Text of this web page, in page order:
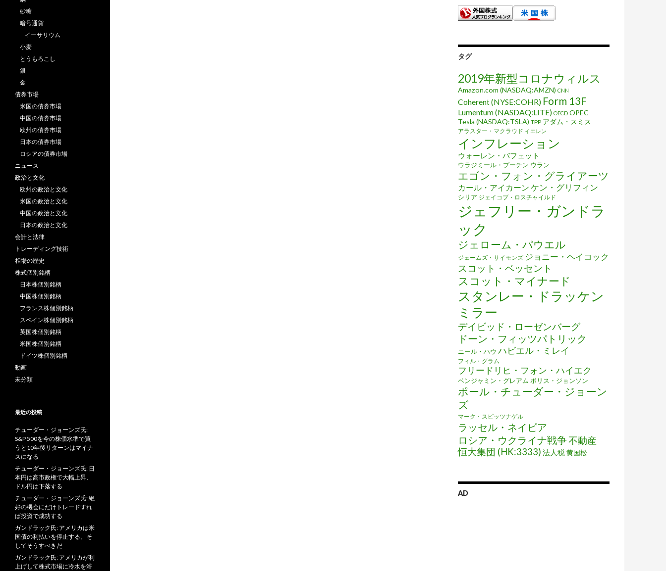
タグ
2019年新型コロナウィルス
Amazon.com (NASDAQ:AMZN) CNN
Coherent (NYSE:COHR) Form 13F
Lumentum (NASDAQ:LITE) OECD OPEC
Tesla (NASDAQ:TSLA) TPP アダム・スミス
アラスター・マクラウド イエレン
インフレーション
ウォーレン・バフェット
ウラジミール・プーチン ウラン
エゴン・フォン・グライアーツ
カール・アイカーン ケン・グリフィン
シリア ジェイコブ・ロスチャイルド
ジェフリー・ガンドラ
ック
ジェローム・パウエル
ジェームズ・サイモンズ ジョニー・ヘイコック
スコット・ベッセント
スコット・マイナード
スタンレー・ドラッケン
ミラー
デイビッド・ローゼンバーグ
ドーン・フィッツパトリック
ニール・ハウ ハビエル・ミレイ
フィル・グラム
フリードリヒ・フォン・ハイエク
ベンジャミン・グレアム ボリス・ジョンソン
ポール・チューダー・ジョーン
ズ
マーク・スピッツナゲル
ラッセル・ネイピア
ロシア・ウクライナ戦争不動産
恒大集団 (HK:3333) 法人税黄国松
AD
砂糖
暗号通貨
イーサリウム
小麦
とうもろこし
銀
金
債券市場
米国の債券市場
中国の債券市場
欧州の債券市場
日本の債券市場
ロシアの債券市場
ニュース
政治と文化
欧州の政治と文化
米国の政治と文化
中国の政治と文化
日本の政治と文化
会計と法律
トレーディング技術
相場の歴史
株式個別銘柄
日本株個別銘柄
中国株個別銘柄
フランス株個別銘柄
スペイン株個別銘柄
英国株個別銘柄
米国株個別銘柄
ドイツ株個別銘柄
動画
未分類
最近の投稿
チューダー・ジョーンズ氏:
S&P 500を今の株価水準で買
うと10年後リターンはマイナ
スになる
チューダー・ジョーンズ氏: 日
本円は高市政権で大幅上昇、
ドル円は下落する
チューダー・ジョーンズ氏: 絶
好の機会にだけトレードすれ
ば投資で成功する
ガンドラック氏: アメリカは米
国債の利払いを停止する、そ
してそうすべきだ
ガンドラック氏: アメリカが利
上げして株式市場に冷水を浴